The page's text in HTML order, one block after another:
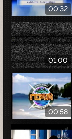
00:32
01:00
00:58